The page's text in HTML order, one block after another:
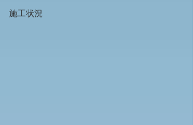
施工状況